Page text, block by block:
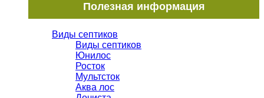
Полезная информация
Виды септиков
Виды септиков
Юнилос
Росток
Мультсток
Аква лос